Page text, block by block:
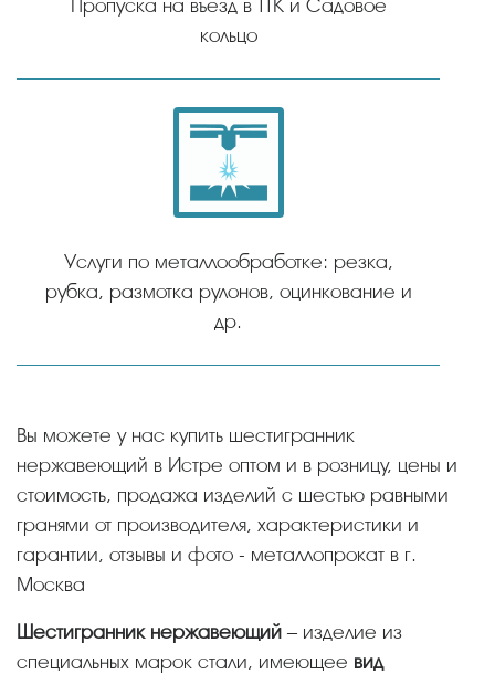
Пропуска на въезд в ТТК и Садовое
кольцо
Услуги по металлообработке: резка,
рубка, размотка рулонов, оцинкование и
др.
Вы можете у нас купить шестигранник
нержавеющий в Истре оптом и в розницу, цены и
стоимость, продажа изделий с шестью равными
гранями от производителя, характеристики и
гарантии, отзывы и фото - металлопрокат в г.
Москва
Шестигранник нержавеющий – изделие из
специальных марок стали, имеющее вид